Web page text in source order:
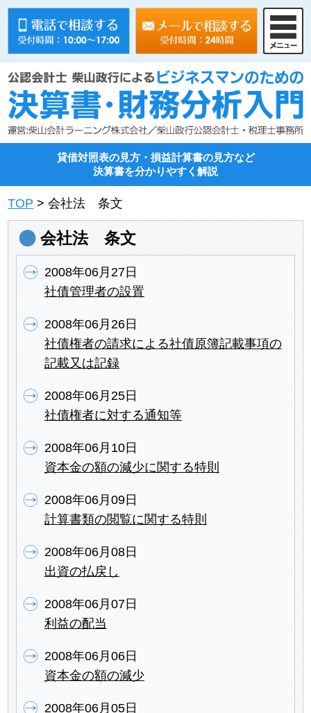
貸借対照表の見方・損益計算書の見方など
決算書を分かりやすく解説
TOP > 会社法 条文
会社法 条文
2008年06月27日
社債管理者の設置
2008年06月26日
社債権者の請求による社債原簿記載事項の
記載又は記録
2008年06月25日
社債権者に対する通知等
2008年06月10日
資本金の額の減少に関する特則
2008年06月09日
計算書類の閲覧に関する特則
2008年06月08日
出資の払戻し
2008年06月07日
利益の配当
2008年06月06日
資本金の額の減少
2008年06月05日